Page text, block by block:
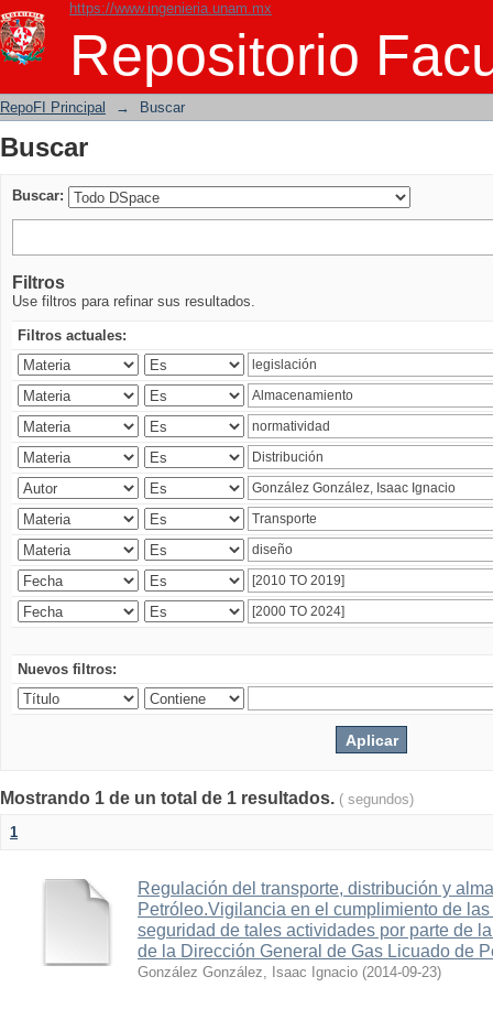
https://www.ingenieria.unam.mx
Repositorio
Buscar
RepoFI Principal → Buscar
Buscar
Buscar:
Filtros
Use filtros para refinar sus resultados.
Filtros actuales:
Nuevos filtros:
Mostrando 1 de un total de 1 resultados. ( segundos)
1
Regulación del transporte, distribución y
Petróleo.Vigilancia en el cumplimiento de
seguridad de tales actividades por parte de
de la Dirección General de Gas Licuado de
González González, Isaac Ignacio (2014-09-23)